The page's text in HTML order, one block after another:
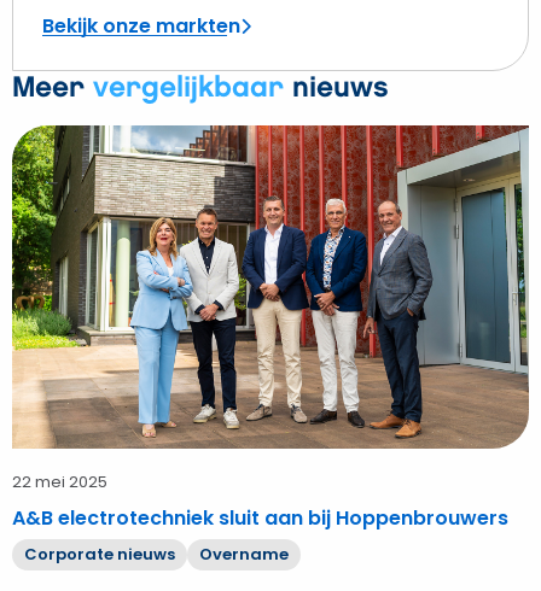
Bekijk onze markten
Meer vergelijkbaar nieuws
Bekijk
A&B
electrotechniek
sluit
aan
bij
Hoppenbrouwers
22 mei 2025
A&B electrotechniek sluit aan bij Hoppenbrouwers
Corporate nieuws Overname